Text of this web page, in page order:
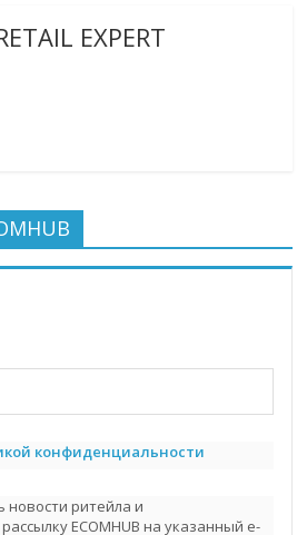
EXPERT
конфиденциальности
новости ритейла и
ECOMHUB на указанный e-